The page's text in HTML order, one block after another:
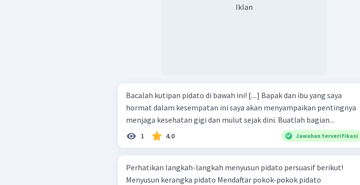
Iklan
Bacalah kutipan pidato di bawah ini! [....] Bapak dan ibu yang saya
hormat dalam kesempatan ini saya akan menyampaikan pentingnya
menjaga kesehatan gigi dan mulut sejak dini. Buatlah bagian...
1 4.0 Jawaban terverifikasi
Perhatikan langkah-langkah menyusun pidato persuasif berikut!
Menyusun kerangka pidato Mendaftar pokok-pokok pidato